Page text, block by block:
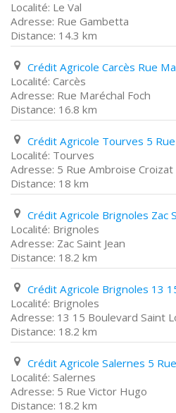
Le Val
Rue Gambetta
14.3 km
Carcès
Rue Maréchal Foch
16.8 km
Tourves
5 Rue Ambroise Croizat
18 km
Brignoles
Zac Saint Jean
18.2 km
Brignoles
13 15 Boulevard Saint
18.2 km
Salernes
5 Rue Victor Hugo
18.2 km